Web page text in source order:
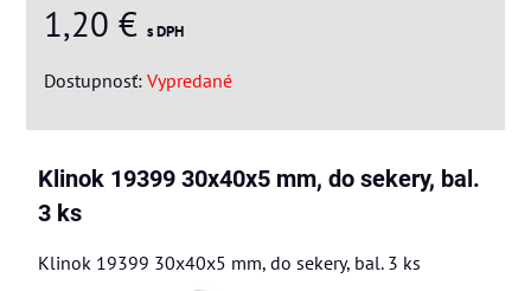
1,20 € s DPH
Dostupnosť: Vypredané
Klinok 19399 30x40x5 mm, do sekery, bal.
3 ks
Klinok 19399 30x40x5 mm, do sekery, bal. 3 ks